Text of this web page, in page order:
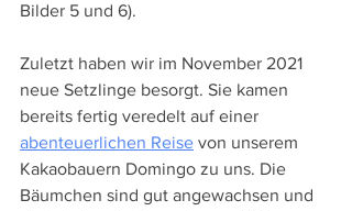
Bilder 5 und 6).
Zuletzt haben wir im November 2021
neue Setzlinge besorgt. Sie kamen
bereits fertig veredelt auf einer
abenteuerlichen Reise von unserem
Kakaobauern Domingo zu uns. Die
Bäumchen sind gut angewachsen und